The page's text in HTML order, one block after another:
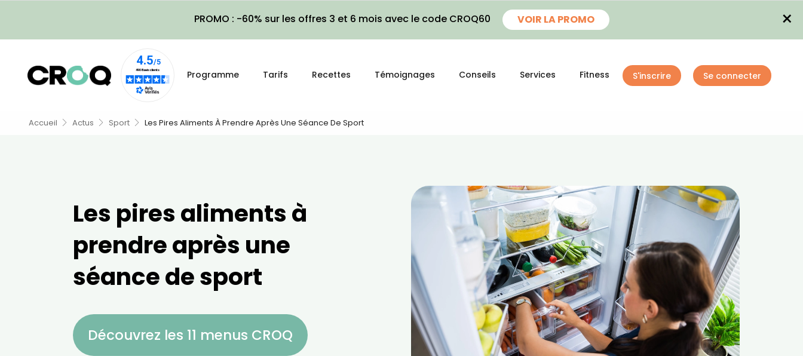
PROMO : -60% sur les offres 3 et 6 mois avec le code CROQ60 VOIR LA PROMO ×
Programme Tarifs Recettes Témoignages Conseils Services Fitness S'inscrire Se connecter
Accueil Actus Sport Les Pires Aliments À Prendre Après Une Séance De Sport
Les pires aliments à
prendre après une
séance de sport
Découvrez les 11 menus CROQ